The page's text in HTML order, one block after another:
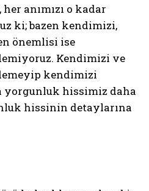
anımızı o kadar
ki; bazen kendimizi,
önemlisi ise
Kendimizi ve
kendimizi
yorgunluk hissimiz daha
hissinin detaylarına